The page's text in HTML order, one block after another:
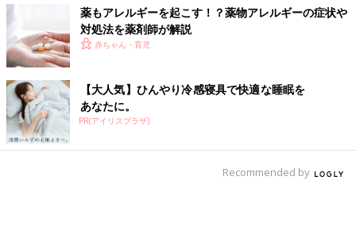
子どもの症状はどれくらいの重症度で、どんな対応が必要なのか
を確認しましょう。アナフィラキシーショックを起こす可能性が
あるお子さんの場合、アドレナリン自己注射薬（※）が必要かど
うかも確認を。
※アドレナリン自己注射薬とは、アナフィラキシーがあらわれた
ときに使用し、医師の治療を受けるまでの間、症状の進行を一時
的に緩和し、ショックを防ぐための補助治療剤です。
「この３つのことを中心に医師が記入した『学校生活管理指導
薬もアレルギーを起こす！？薬物アレルギーの症状や
対処法を薬剤師が解説
赤ちゃん・育児
【大人気】ひんやり冷感寝具で快適な睡眠を
あなたに。
PR(アイリスプラザ)
Recommended by